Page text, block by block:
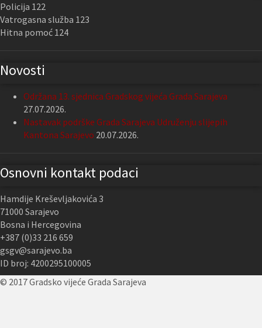
Policija 122
Vatrogasna služba 123
Hitna pomoć 124
Novosti
Održana 13. sjednica Gradskog vijeća Grada Sarajeva
27.07.2026.
Nastavak podrške Grada Sarajeva Udruženju slijepih
Kantona Sarajevo 20.07.2026.
Osnovni kontakt podaci
Hamdije Kreševljakovića 3
71000 Sarajevo
Bosna i Hercegovina
+387 (0)33 216 659
gsgv@sarajevo.ba
ID broj: 4200295100005
© 2017 Gradsko vijeće Grada Sarajeva